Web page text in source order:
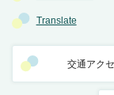
Translate
交通アク